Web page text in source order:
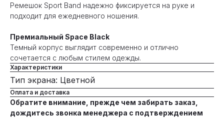
Ремешок Sport Band надежно фиксируется на руке и
подходит для ежедневного ношения.
Премиальный Space Black
Темный корпус выглядит современно и отлично
сочетается с любым стилем одежды.
Характеристики
Тип экрана: Цветной
Оплата и доставка
Обратите внимание, прежде чем забирать заказ,
дождитесь звонка менеджера с подтверждением